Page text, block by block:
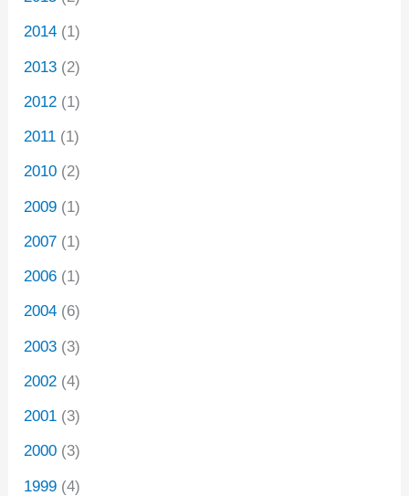
2014 (1)
2013 (2)
2012 (1)
2011 (1)
2010 (2)
2009 (1)
2007 (1)
2006 (1)
2004 (6)
2003 (3)
2002 (4)
2001 (3)
2000 (3)
1999 (4)